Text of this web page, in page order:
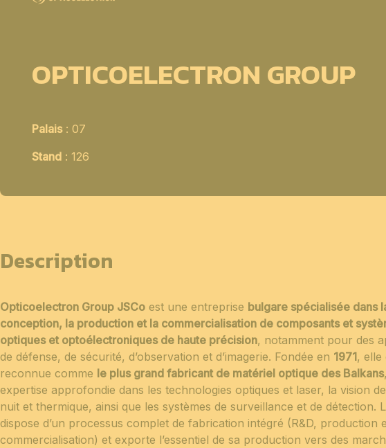
OPTICOELECTRON GROUP
Palais: 07
Stand : 126
Description
Opticoelectron Group JSCo est une entreprise bulgare spécialisée dans
conception, la production et la commercialisation de composants et
optiques et optoélectroniques de haute précision, notamment pour des
de défense, de sécurité, d’observation et d’imagerie. Fondée en 1971, elle
reconnue comme le plus grand fabricant de matériel optique des Balkans
expertise approfondie dans les technologies optiques et laser, la vision
nuit et thermique, ainsi que les systèmes de surveillance et de détection.
dispose d’un processus complet de fabrication intégré (R&D, production
commercialisation) et exporte l’essentiel de sa production vers des